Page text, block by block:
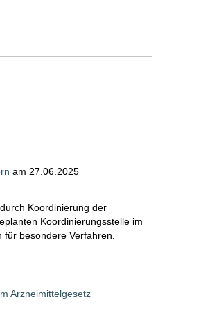
am 27.06.2025
Koordinierung der
Koordinierungsstelle im
besondere Verfahren.
Arzneimittelgesetz